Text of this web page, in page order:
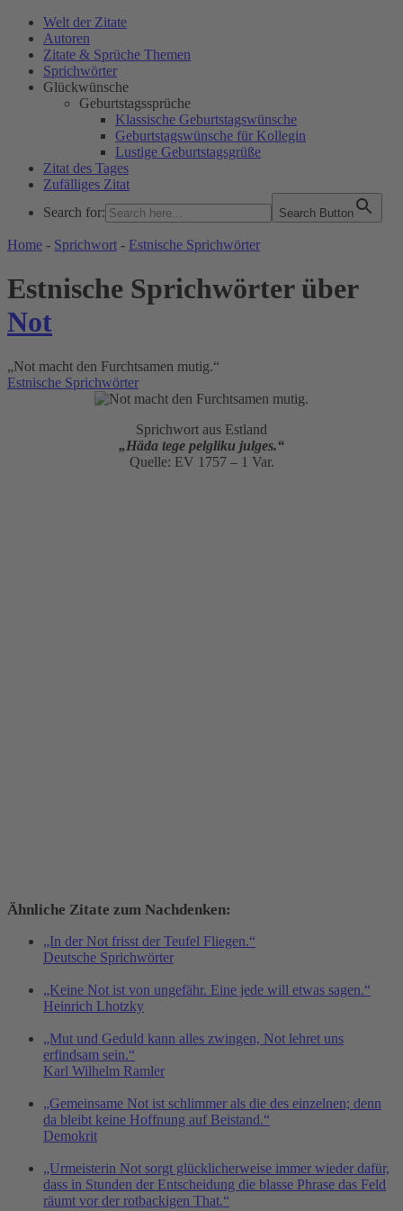
Welt der Zitate
Autoren
Zitate & Sprüche Themen
Sprichwörter
Glückwünsche
Geburtstagssprüche
Klassische Geburtstagswünsche
Geburtstagswünsche für Kollegin
Lustige Geburtstagsgrüße
Zitat des Tages
Zufälliges Zitat
Search for:
Search Button
WELT DER ZITATE
Home - Sprichwort - Estnische Sprichwörter
Estnische Sprichwörter über
Not
„Not macht den Furchtsamen mutig.“
Estnische Sprichwörter
Sprichwort aus Estland
„Häda tege pelgliku julges.“
Quelle: EV 1757 – 1 Var.
Ähnliche Zitate zum Nachdenken:
„In der Not frisst der Teufel Fliegen.“
Deutsche Sprichwörter
„Keine Not ist von ungefähr. Eine jede will etwas sagen.“
Heinrich Lhotzky
„Mut und Geduld kann alles zwingen, Not lehret uns
erfindsam sein.“
Karl Wilhelm Ramler
„Gemeinsame Not ist schlimmer als die des einzelnen; denn
da bleibt keine Hoffnung auf Beistand.“
Demokrit
„Urmeisterin Not sorgt glücklicherweise immer wieder dafür,
dass in Stunden der Entscheidung die blasse Phrase das Feld
räumt vor der rotbackigen That.“